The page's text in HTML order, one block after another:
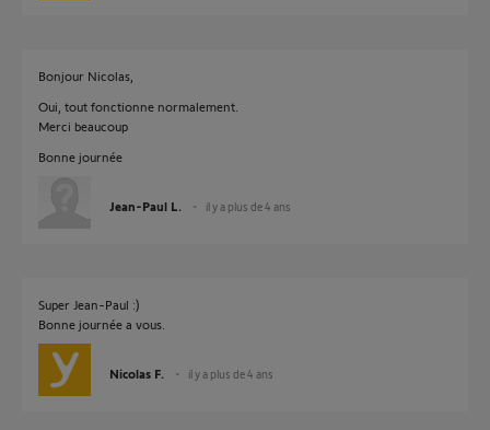
Bonjour Nicolas,
Oui, tout fonctionne normalement.
Merci beaucoup
Bonne journée
Jean-Paul L. il y a plus de 4 ans
Super Jean-Paul :)
Bonne journée a vous.
Nicolas F. il y a plus de 4 ans